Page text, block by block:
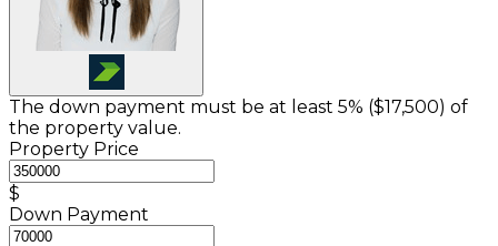
The down payment must be at least 5% ($17,500) of
the property value.
Property Price
$
Down Payment